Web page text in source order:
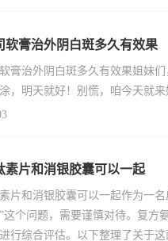
软膏治外阴白斑多久有效果
膏治外阴白斑多久有效果姐妹
，明天就好！别慌，咱今天就
素片和消银胶囊可以一起
片和消银胶囊可以一起作为一
这个问题，需要谨慎对待。复方
行综合评估。以下整理了关于这